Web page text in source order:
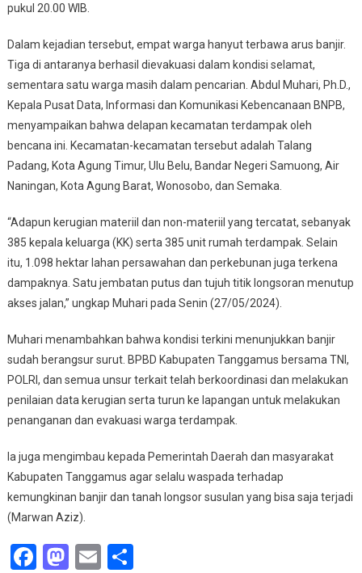
Provinsi
Lampung
pukul 20.00 WIB.
Dalam kejadian tersebut, empat warga hanyut terbawa arus banjir.
Tiga di antaranya berhasil dievakuasi dalam kondisi selamat,
sementara satu warga masih dalam pencarian. Abdul Muhari, Ph.D.,
Kepala Pusat Data, Informasi dan Komunikasi Kebencanaan BNPB,
menyampaikan bahwa delapan kecamatan terdampak oleh
bencana ini. Kecamatan-kecamatan tersebut adalah Talang
Padang, Kota Agung Timur, Ulu Belu, Bandar Negeri Samuong, Air
Naningan, Kota Agung Barat, Wonosobo, dan Semaka.
“Adapun kerugian materiil dan non-materiil yang tercatat, sebanyak
385 kepala keluarga (KK) serta 385 unit rumah terdampak. Selain
itu, 1.098 hektar lahan persawahan dan perkebunan juga terkena
dampaknya. Satu jembatan putus dan tujuh titik longsoran menutup
akses jalan,” ungkap Muhari pada Senin (27/05/2024).
Muhari menambahkan bahwa kondisi terkini menunjukkan banjir
sudah berangsur surut. BPBD Kabupaten Tanggamus bersama TNI,
POLRI, dan semua unsur terkait telah berkoordinasi dan melakukan
penilaian data kerugian serta turun ke lapangan untuk melakukan
penanganan dan evakuasi warga terdampak.
Ia juga mengimbau kepada Pemerintah Daerah dan masyarakat
Kabupaten Tanggamus agar selalu waspada terhadap
kemungkinan banjir dan tanah longsor susulan yang bisa saja terjadi
(Marwan Aziz).
Facebook
Mastodon
EmailShare